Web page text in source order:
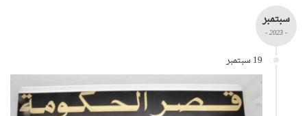
سبتمبر
- 2023 -
19 سبتمبر